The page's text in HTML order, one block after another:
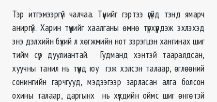
Тэр итгэмээргүй чалчаа. Түүнийг гэртээ үгүйд тэнд ямарч
аниргүй. Харин түүнийг хаалганы өмнө түрхүүрдэж эхлэхэд
энэ дэлхийн бүхий л хөгжмийн нот зэрэгцэн хангинах шиг
тийм сүр дуулиантай. Гудманд хэнтэй тааралдсан,
хуучны танил нь түүнд юу гэж хэлсэн талаар, өглөөний
сонингийн гарчгууд, мэдээгээр зарласан алга болсон
охины талаар, даргынх нь хүүхдийн оймс шиг өнгөтэй